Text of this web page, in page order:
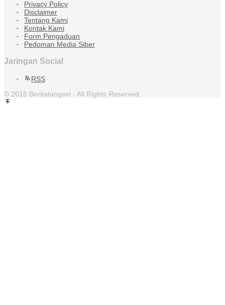
Privacy Policy
Disclaimer
Tentang Kami
Kontak Kami
Form Pengaduan
Pedoman Media Siber
Jaringan Social
RSS
© 2015 Beritatangsel - All Rights Reserved.